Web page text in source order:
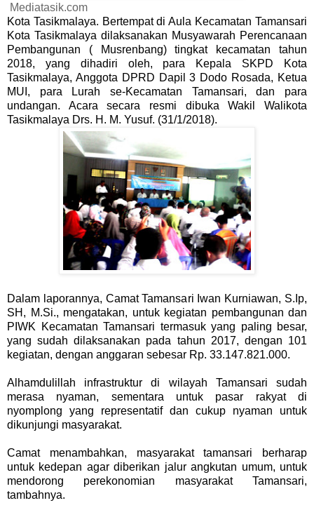
Mediatasik.com
Kota Tasikmalaya. Bertempat di Aula Kecamatan Tamansari
Kota Tasikmalaya dilaksanakan Musyawarah Perencanaan
Pembangunan ( Musrenbang) tingkat kecamatan tahun
2018, yang dihadiri oleh, para Kepala SKPD Kota
Tasikmalaya, Anggota DPRD Dapil 3 Dodo Rosada, Ketua
MUI, para Lurah se-Kecamatan Tamansari, dan para
undangan. Acara secara resmi dibuka Wakil Walikota
Tasikmalaya Drs. H. M. Yusuf. (31/1/2018).
Dalam laporannya, Camat Tamansari Iwan Kurniawan, S.Ip,
SH, M.Si., mengatakan, untuk kegiatan pembangunan dan
PIWK Kecamatan Tamansari termasuk yang paling besar,
yang sudah dilaksanakan pada tahun 2017, dengan 101
kegiatan, dengan anggaran sebesar Rp. 33.147.821.000.
Alhamdulillah infrastruktur di wilayah Tamansari sudah
merasa nyaman, sementara untuk pasar rakyat di
nyomplong yang representatif dan cukup nyaman untuk
dikunjungi masyarakat.
Camat menambahkan, masyarakat tamansari berharap
untuk kedepan agar diberikan jalur angkutan umum, untuk
mendorong perekonomian masyarakat Tamansari,
tambahnya.